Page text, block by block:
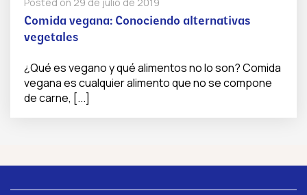
Comida vegana: Conociendo alternativas
vegetales
¿Qué es vegano y qué alimentos no lo son? Comida
vegana es cualquier alimento que no se compone
de carne, [...]